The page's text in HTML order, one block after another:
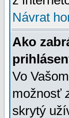
Návrat
Ako
Vo
možnosť
skrytý